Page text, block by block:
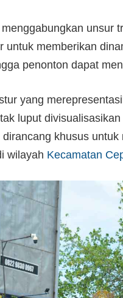
unsur
untuk memberikan
penonton dapat
yang
luput
khusus
wilayah Kecamatan